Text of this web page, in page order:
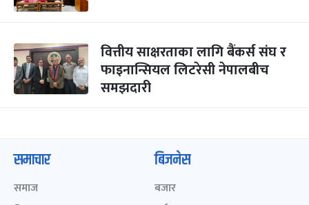
वित्तीय साक्षरताका लागि बैंकर्स संघ र
फाइनान्सियल लिटरेसी नेपालबीच
समझदारी
समाचार
समाज
बिजनेस
बजार